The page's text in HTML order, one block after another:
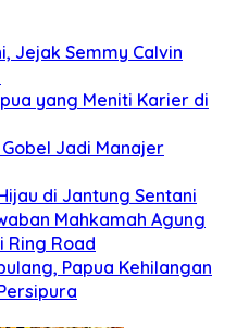
Jejak Semmy Calvin
yang Meniti Karier di
Jadi Manajer
di Jantung Sentani
Mahkamah Agung
Ring Road
Papua Kehilangan